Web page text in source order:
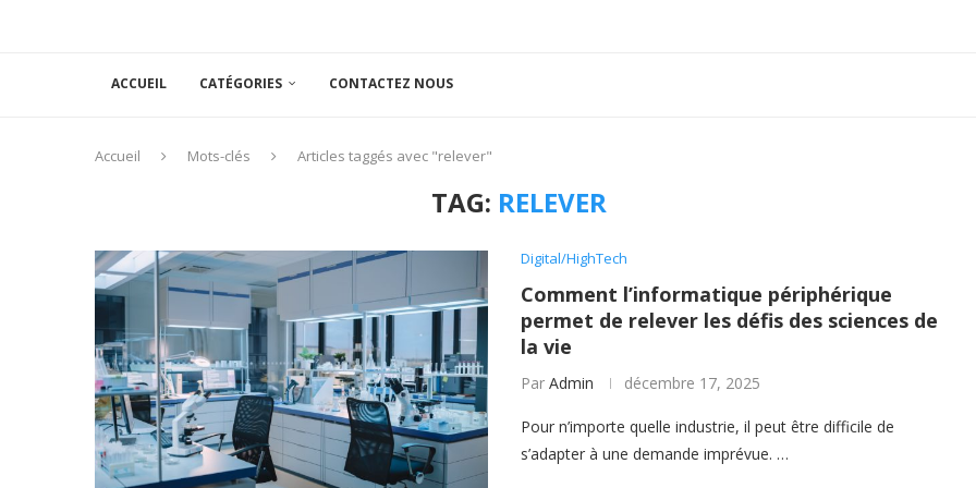
ACCUEIL CATÉGORIES CONTACTEZ NOUS
Accueil Mots-clés Articles taggés avec "relever"
TAG: RELEVER
Digital/HighTech
Comment l’informatique périphérique
permet de relever les défis des sciences de
la vie
Par Admin décembre 17, 2025
Pour n’importe quelle industrie, il peut être difficile de
s’adapter à une demande imprévue. …